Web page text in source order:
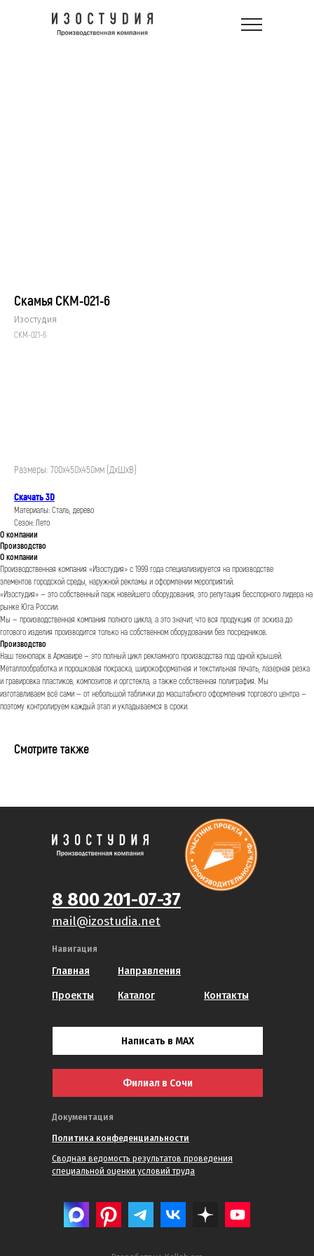
Скамья СКМ-021-6
Изостудия
СКМ-021-6
Размеры: 700х450х450мм (ДхШхВ)
Скачать 3D
Материалы: Сталь, дерево
Сезон: Лето
О компании
Производство
О компании
Производственная компания «Изостудия» с 1999 года специализируется на производстве
элементов городской среды, наружной рекламы и оформлении мероприятий.
«Изостудия» — это собственный парк новейшего оборудования, это репутация бесспорного лидера на
рынке Юга России.
Мы — производственная компания полного цикла, а это значит, что вся продукция от эскиза до
готового изделия производится только на собственном оборудовании без посредников.
Производство
Наш технопарк в Армавире — это полный цикл рекламного производства под одной крышей.
Металлообработка и порошковая покраска, широкоформатная и текстильная печать, лазерная резка
и гравировка пластиков, композитов и оргстекла, а также собственная полиграфия. Мы
изготавливаем всё сами — от небольшой таблички до масштабного оформления торгового центра —
поэтому контролируем каждый этап и укладываемся в сроки.
Смотрите также
Главная
Политика конфеденциальности
Навигация
Документация
Направления
Каталог Контакты
8 800 201-07-37
Сводная ведомость результатов проведения
специальной оценки условий труда
Проекты
mail@izostudia.net
Написать в MAX
Филиал в Сочи